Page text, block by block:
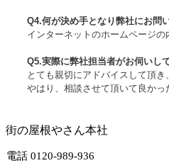
Q4.何が決め手となり弊社にお問
インターネットのホームページの
Q5.実際に弊社担当者がお伺いし
とても親切にアドバイスして頂き
やはり、相談させて頂いて良かっ
街の屋根やさん本社
電話 0120-989-936